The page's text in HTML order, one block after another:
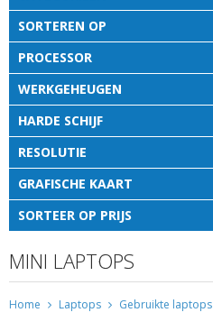
SORTEREN OP
PROCESSOR
WERKGEHEUGEN
HARDE SCHIJF
RESOLUTIE
GRAFISCHE KAART
SORTEER OP PRIJS
MINI LAPTOPS
Home Laptops Gebruikte laptops